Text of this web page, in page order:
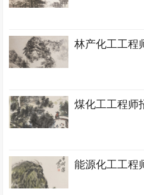
林产化工工程
煤化工工程师
能源化工工程